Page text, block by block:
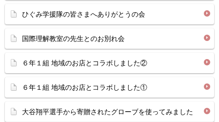
ひぐみ学援隊の皆さまへありがとうの会
国際理解教室の先生とのお別れ会
６年１組 地域のお店とコラボしました②
６年１組 地域のお店とコラボしました①
大谷翔平選手から寄贈されたグローブを使ってみました